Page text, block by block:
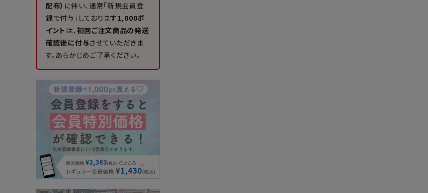
配布） に伴い、通常「新規会員登
録で付与」しております1,000ポ
イント は、初回ご注文商品の発送
確認後に付与させていただきま
す。あらかじめご了承ください。